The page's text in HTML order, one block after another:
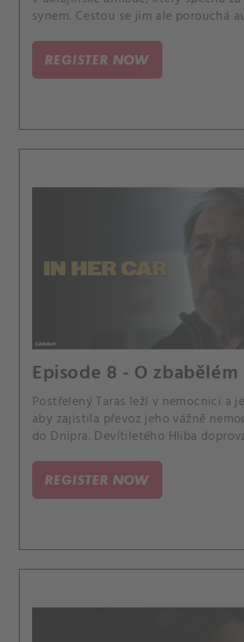
synem. Cestou se jim ale porouchá
detailů zamlčel.
REGISTER NOW
Episode 8 - O
Postřelený Taras leží v nemocnici a
aby zajistila převoz jeho vážně
do Dnipra. Devítiletého Hliba
pravém účelu jejich fondu.
REGISTER NOW